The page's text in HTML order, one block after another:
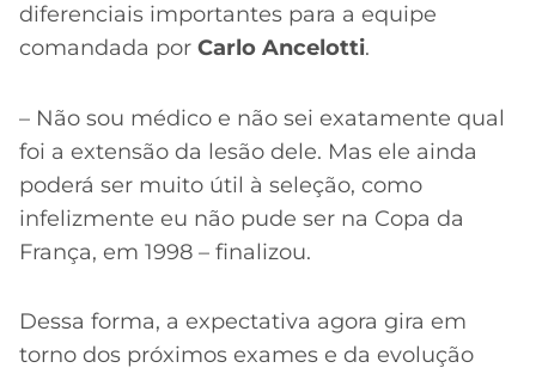
diferenciais importantes para a equipe
comandada por Carlo Ancelotti.
– Não sou médico e não sei exatamente qual
foi a extensão da lesão dele. Mas ele ainda
poderá ser muito útil à seleção, como
infelizmente eu não pude ser na Copa da
França, em 1998 – finalizou.
Dessa forma, a expectativa agora gira em
torno dos próximos exames e da evolução